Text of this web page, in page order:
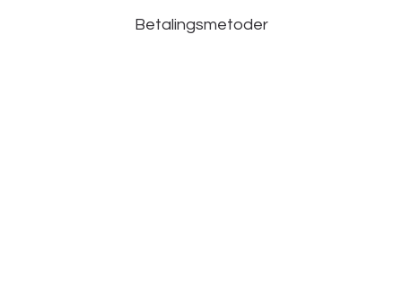
Betalingsmetoder